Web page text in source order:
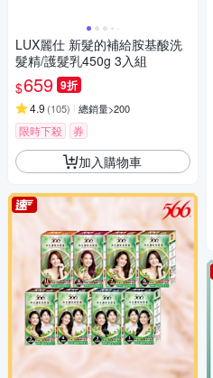
LUX麗仕 新髮的補給胺基酸洗
髮精/護髮乳450g 3入組
$659 9折
4.9 (105) 總銷量>200
限時下殺 券
加入購物車